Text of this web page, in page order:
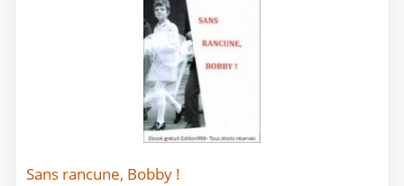
Sans rancune, Bobby !